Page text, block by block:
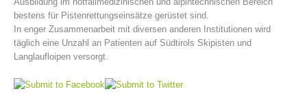
bestens für Pistenrettungseinsätze gerüstet sind.
In enger Zusammenarbeit mit diversen anderen Institutionen wird
täglich eine Unzahl an Patienten auf Südtirols Skipisten und
Langlaufloipen versorgt.